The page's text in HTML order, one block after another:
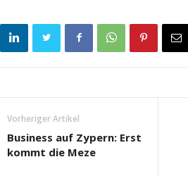
Vorheriger Artikel
Business auf Zypern: Erst
kommt die Meze